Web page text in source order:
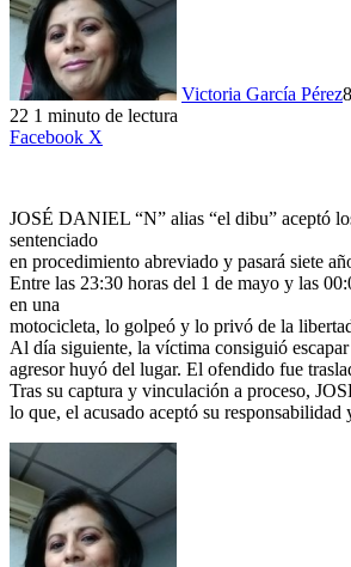
Victoria García Pérez
22 1 minuto de lectura
Facebook X
JOSÉ DANIEL “N” alias “el dibu” aceptó
sentenciado
en procedimiento abreviado y pasará siete
Entre las 23:30 horas del 1 de mayo y las
en una
motocicleta, lo golpeó y lo privó de la
Al día siguiente, la víctima consiguió
agresor huyó del lugar. El ofendido fue
Tras su captura y vinculación a proceso,
lo que, el acusado aceptó su